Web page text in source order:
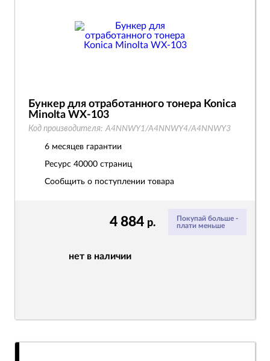
Покупай больше -
плати меньше
4 884 р.
нет в наличии
Бункер для отработанного тонера Konica
Minolta WX-103
Код производителя: A4NNWY1/A4NNWY4/A4NNWY3
6 месяцев гарантии
Ресурс 40000 страниц
Сообщить о поступлении товара